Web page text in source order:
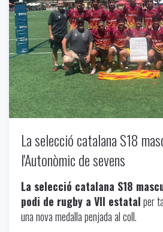
La selecció catalana S18
l'Autonòmic de sevens
La selecció catalana S18
podi de rugby a VII estatalper
una nova medalla penjada al coll.